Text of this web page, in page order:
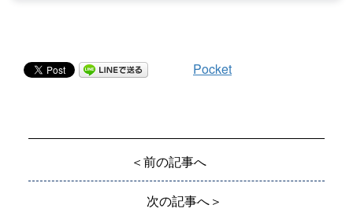
Pocket
＜前の記事へ
次の記事へ＞